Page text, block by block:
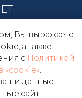
Вы выражаете
а также
с Политикой
«cookie».
данные
сайт